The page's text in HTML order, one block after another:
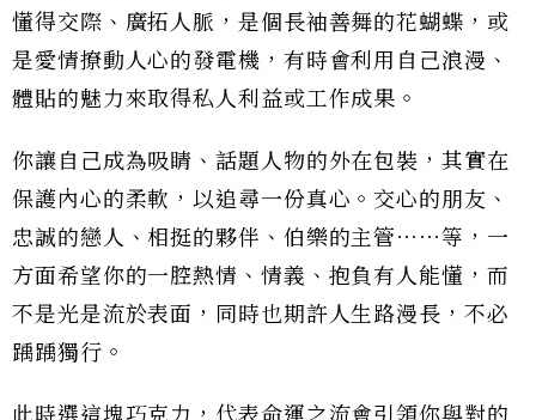
懂得交際、廣拓人脈，是個長袖善舞的花蝴蝶，或
是愛情撩動人心的發電機，有時會利用自己浪漫、
體貼的魅力來取得私人利益或工作成果。
你讓自己成為吸睛、話題人物的外在包裝，其實在
保護內心的柔軟，以追尋一份真心。交心的朋友、
忠誠的戀人、相挺的夥伴、伯樂的主管⋯⋯等，一
方面希望你的一腔熱情、情義、抱負有人能懂，而
不是光是流於表面，同時也期許人生路漫長，不必
踽踽獨行。